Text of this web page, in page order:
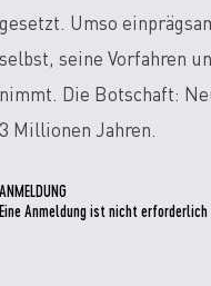
gesetzt. Umso
selbst, seine Vorfahren
nimmt. Die Botschaft:
3 Millionen Jahren.
ANMELDUNG
Eine Anmeldung ist nicht erforderlich